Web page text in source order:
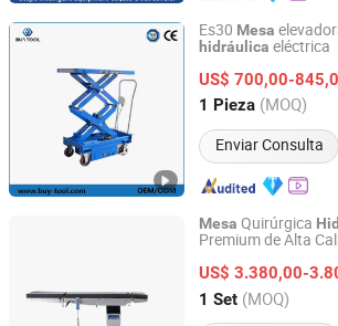
Es30 Mesa
hidráulica eléctrica
US$ 700,00-
1 Pieza (MOQ)
Enviar Consulta
Wuxi Buytool Industrial Equipment Co., Ltd.
Jiangsu, China Desde 2018
Mesa Quirúrgica
Premium de Alta
US$ 3.380,00-
1 Set (MOQ)
Zhejiang Hongheng Medical Technology
Zhejiang, China Desde 2024